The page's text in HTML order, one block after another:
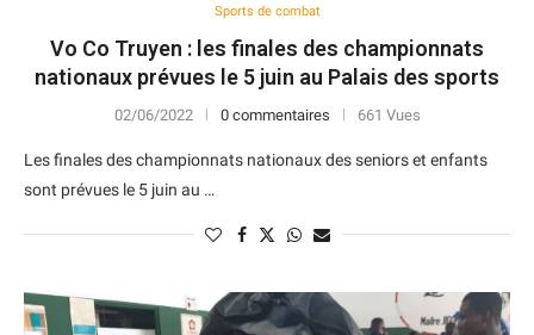
Sports de combat
Vo Co Truyen : les finales des championnats
nationaux prévues le 5 juin au Palais des sports
02/06/2022 0 commentaires 661 Vues
Les finales des championnats nationaux des seniors et enfants
sont prévues le 5 juin au …